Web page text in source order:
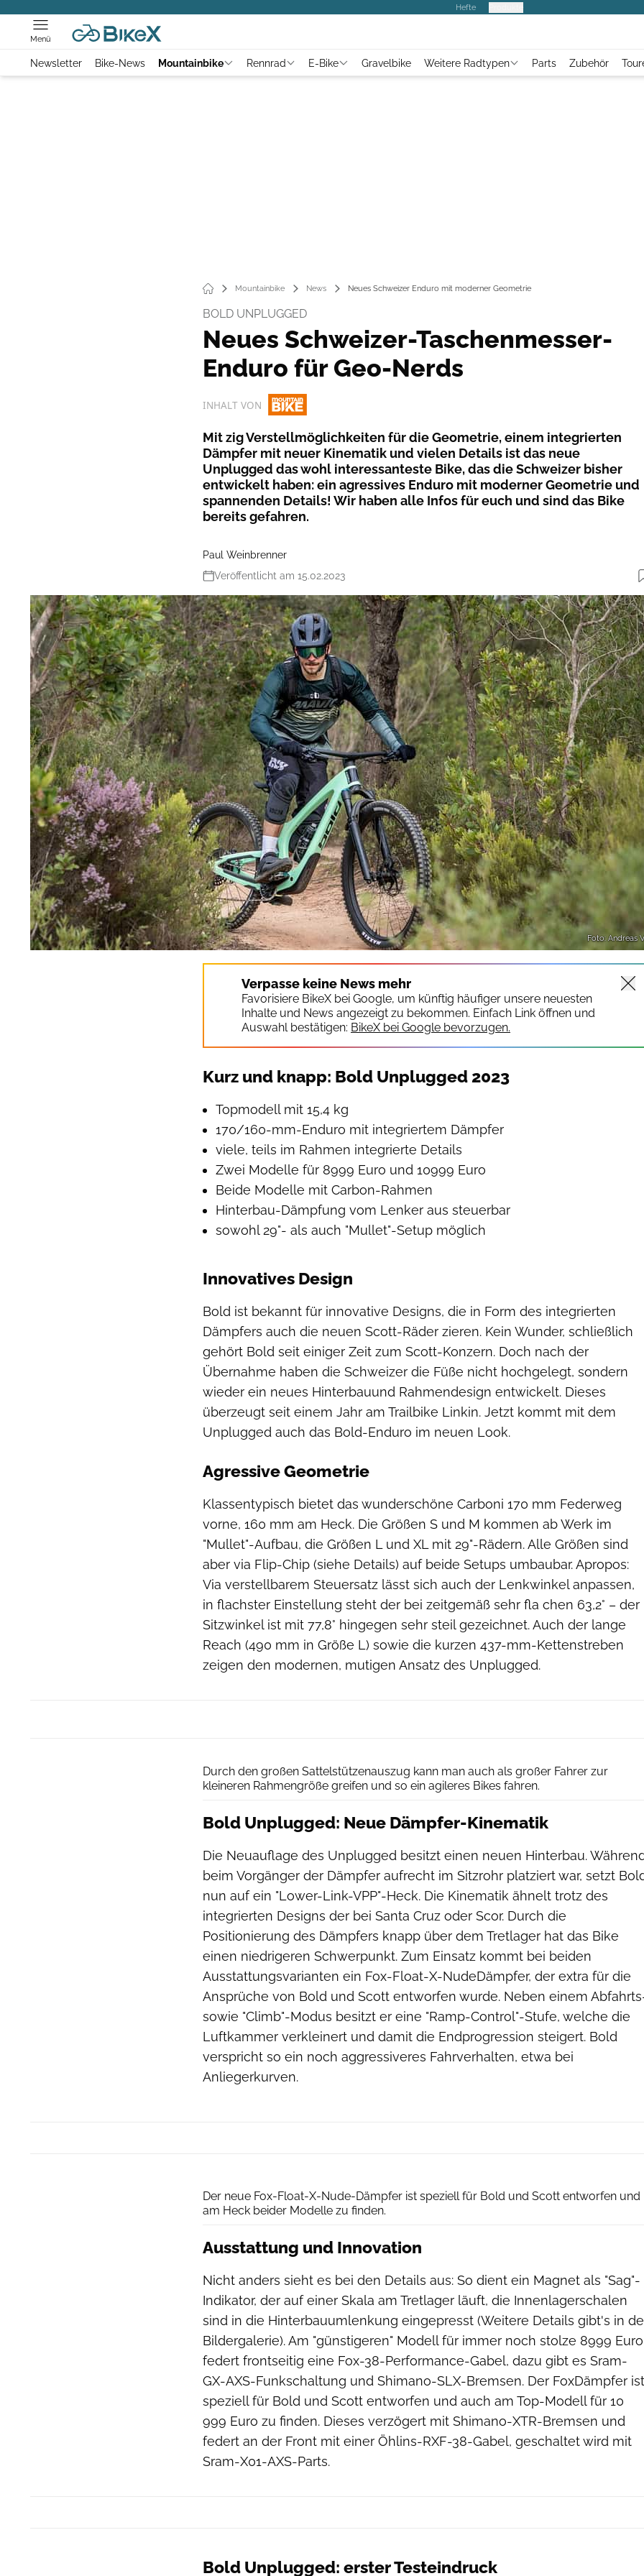
Hefte
Menü
Newsletter Bike-News Mountainbike Rennrad E-Bike Gravelbike Weitere Radtypen Parts Zubehör
Mountainbike News Neues Schweizer Enduro mit moderner Geometrie
BOLD UNPLUGGED
Neues Schweizer-Taschenmesser-
Enduro für Geo-Nerds
INHALT VON
Mit zig Verstellmöglichkeiten für die Geometrie, einem integrierten
Dämpfer mit neuer Kinematik und vielen Details ist das neue
Unplugged das wohl interessanteste Bike, das die Schweizer bisher
entwickelt haben: ein agressives Enduro mit moderner Geometrie und
spannenden Details! Wir haben alle Infos für euch und sind das Bike
bereits gefahren.
Paul Weinbrenner
Veröffentlicht am 15.02.2023
Foto: Andreas
Verpasse keine News mehr
Favorisiere BikeX bei Google, um künftig häufiger unsere neuesten
Inhalte und News angezeigt zu bekommen. Einfach Link öffnen und
Auswahl bestätigen: BikeX bei Google bevorzugen.
Kurz und knapp: Bold Unplugged 2023
Topmodell mit 15,4 kg
170/160-mm-Enduro mit integriertem Dämpfer
viele, teils im Rahmen integrierte Details
Zwei Modelle für 8999 Euro und 10999 Euro
Beide Modelle mit Carbon-Rahmen
Hinterbau-Dämpfung vom Lenker aus steuerbar
sowohl 29"- als auch "Mullet"-Setup möglich
Innovatives Design
Bold ist bekannt für innovative Designs, die in Form des integrierten
Dämpfers auch die neuen Scott-Räder zieren. Kein Wunder, schließlich
gehört Bold seit einiger Zeit zum Scott-Konzern. Doch nach der
Übernahme haben die Schweizer die Füße nicht hochgelegt, sondern
wieder ein neues Hinterbauund Rahmendesign entwickelt. Dieses
überzeugt seit einem Jahr am Trailbike Linkin. Jetzt kommt mit dem
Unplugged auch das Bold-Enduro im neuen Look.
Agressive Geometrie
Klassentypisch bietet das wunderschöne Carboni 170 mm Federweg
vorne, 160 mm am Heck. Die Größen S und M kommen ab Werk im
"Mullet"-Aufbau, die Größen L und XL mit 29"-Rädern. Alle Größen sind
aber via Flip-Chip (siehe Details) auf beide Setups umbaubar. Apropos:
Via verstellbarem Steuersatz lässt sich auch der Lenkwinkel anpassen,
in flachster Einstellung steht der bei zeitgemäß sehr fla chen 63,2° – der
Sitzwinkel ist mit 77,8° hingegen sehr steil gezeichnet. Auch der lange
Reach (490 mm in Größe L) sowie die kurzen 437-mm-Kettenstreben
zeigen den modernen, mutigen Ansatz des Unplugged.
Durch den großen Sattelstützenauszug kann man auch als großer Fahrer zur
kleineren Rahmengröße greifen und so ein agileres Bikes fahren.
Bold Unplugged: Neue Dämpfer-Kinematik
Die Neuauflage des Unplugged besitzt einen neuen Hinterbau.
beim Vorgänger der Dämpfer aufrecht im Sitzrohr platziert war, setzt
nun auf ein "Lower-Link-VPP"-Heck. Die Kinematik ähnelt trotz des
integrierten Designs der bei Santa Cruz oder Scor. Durch die
Positionierung des Dämpfers knapp über dem Tretlager hat das Bike
einen niedrigeren Schwerpunkt. Zum Einsatz kommt bei beiden
Ausstattungsvarianten ein Fox-Float-X-NudeDämpfer, der extra für die
Ansprüche von Bold und Scott entworfen wurde. Neben einem
sowie "Climb"-Modus besitzt er eine "Ramp-Control"-Stufe, welche die
Luftkammer verkleinert und damit die Endprogression steigert. Bold
verspricht so ein noch aggressiveres Fahrverhalten, etwa bei
Anliegerkurven.
Der neue Fox-Float-X-Nude-Dämpfer ist speziell für Bold und Scott entworfen und
am Heck beider Modelle zu finden.
Ausstattung und Innovation
Nicht anders sieht es bei den Details aus: So dient ein Magnet als "Sag"-
Indikator, der auf einer Skala am Tretlager läuft, die Innenlagerschalen
sind in die Hinterbauumlenkung eingepresst (Weitere Details gibt's in
Bildergalerie). Am "günstigeren" Modell für immer noch stolze 8999 Euro
federt frontseitig eine Fox-38-Performance-Gabel, dazu gibt es Sram-
GX-AXS-Funkschaltung und Shimano-SLX-Bremsen. Der FoxDämpfer ist
speziell für Bold und Scott entworfen und auch am Top-Modell für 10
999 Euro zu finden. Dieses verzögert mit Shimano-XTR-Bremsen und
federt an der Front mit einer Öhlins-RXF-38-Gabel, geschaltet wird mit
Sram-X01-AXS-Parts.
Bold Unplugged: erster Testeindruck